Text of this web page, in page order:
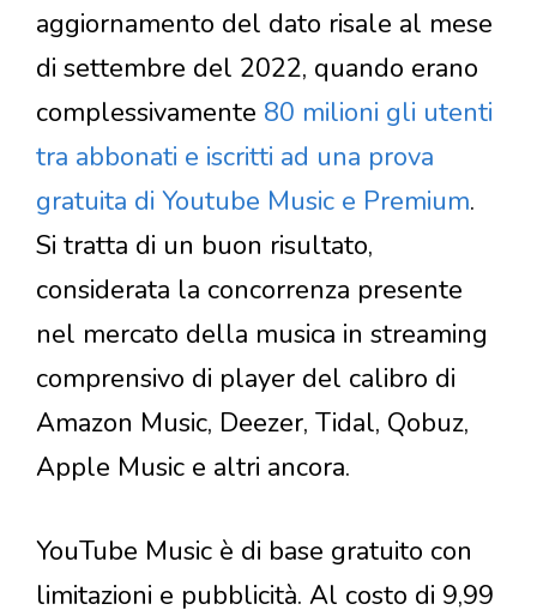
aggiornamento del dato risale al mese
di settembre del 2022, quando erano
complessivamente 80 milioni gli utenti
tra abbonati e iscritti ad una prova
gratuita di Youtube Music e Premium.
Si tratta di un buon risultato,
considerata la concorrenza presente
nel mercato della musica in streaming
comprensivo di player del calibro di
Amazon Music, Deezer, Tidal, Qobuz,
Apple Music e altri ancora.
YouTube Music è di base gratuito con
limitazioni e pubblicità. Al costo di 9,99